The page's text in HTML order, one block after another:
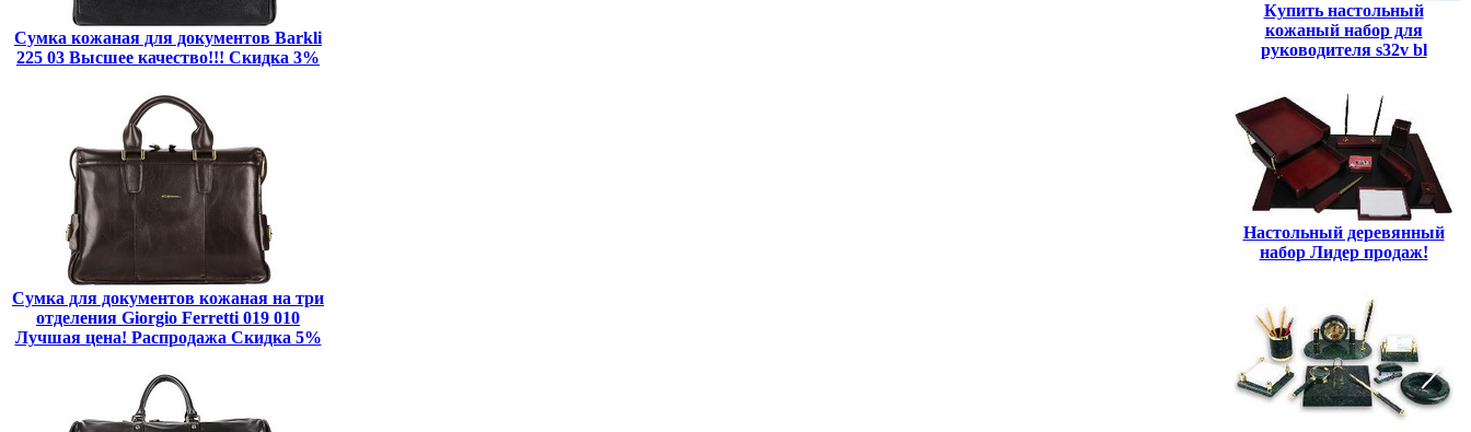
Сумка кожаная для документов Barkli
225 03 Высшее качество!!! Скидка 3%
Сумка для документов кожаная на три
отделения Giorgio Ferretti 019 010
Лучшая цена! Распродажа Скидка 5%
Купить настольный
кожаный набор для
руководителя s32v bl
Настольный деревянный
набор Лидер продаж!